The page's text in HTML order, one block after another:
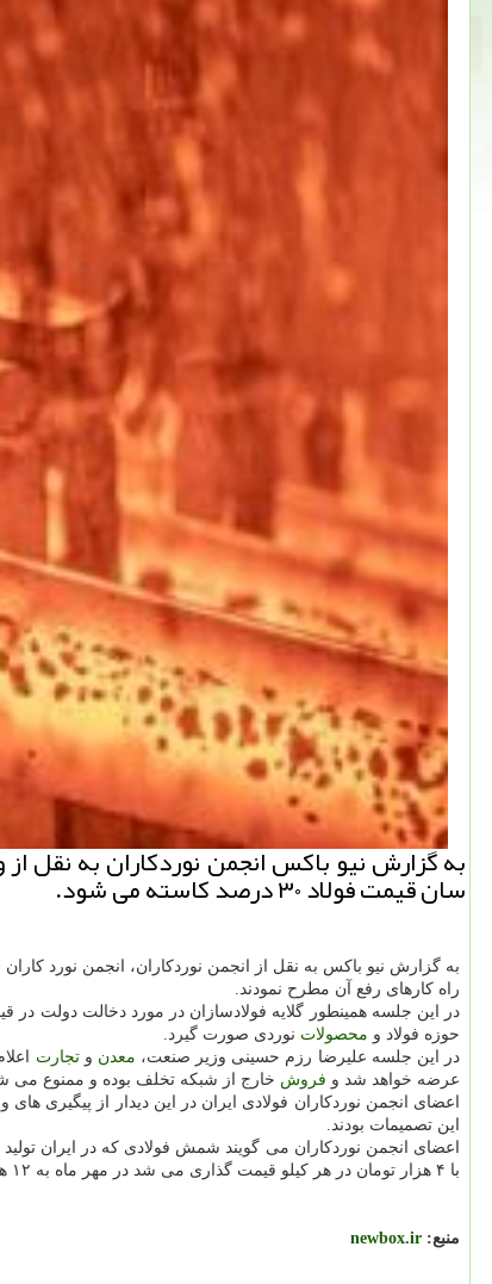
به گزارش نیو باكس انجمن نوردكاران به
سان قیمت فولاد ۳۰ درصد كاسته می شود.
به گزارش نیو باکس به نقل از انجمن نوردکاران، انجمن نورد
راه کارهای رفع آن مطرح نمودند.
در این جلسه همینطور گلایه فولادسازان در مورد دخالت دولت
حوزه فولاد و محصولات نوردی صورت گیرد.
در این جلسه علیرضا رزم حسینی وزیر صنعت، معدن وتجارت
عرضه خواهد شد و فروش خارج از شبکه تخلف بوده و ممنوع می شود و طبق این
اعضای انجمن نوردکاران فولادی ایران در این دیدار از پیگیری های
این تصمیمات بودند.
اعضای انجمن نوردکاران می گویند شمش فولادی که در ایران
با ۴ هزار تومان در هر کیلو قیمت گذاری می شد در مهر ماه به ۱۲ هزار تومان رسیده است، در حالیکه هزینه های ثابت شامل سنگ آهن و انرژی و نیروی انسانی طی این مدت افزایش قیمت نداشته است.
منبع: newbox.ir